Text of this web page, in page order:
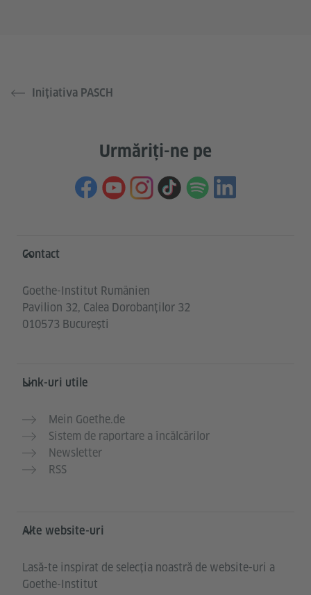
Inițiativa PASCH
Urmăriți-ne pe
Service- und Informationsbereich
Contact
Goethe-Institut Rumänien
Pavilion 32, Calea Dorobanților 32
010573 București
Link-uri utile
Mein Goethe.de
Sistem de raportare a încălcărilor
Newsletter
RSS
Alte website-uri
Lasă-te inspirat de selecția noastră de website-uri a
Goethe-Institut